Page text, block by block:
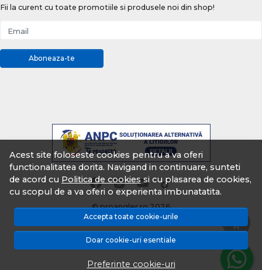
Acest site foloseste cookies pentru a va oferi
functionalitatea dorita. Navigand in continuare, sunteti
de acord cu Politica de cookiessi cu plasarea de cookies,
cu scopul de a va oferi o experienta imbunatatita.
Accepta toate cookie-urile
Doar cookie-uri esentiale
Preferinte cookie-uri
Fii la curent cu toate promotiile si produsele noi din shop!
Email
Aboneaza-te
© proangler.ro 2026
Magazin online creat cu MerchantPro